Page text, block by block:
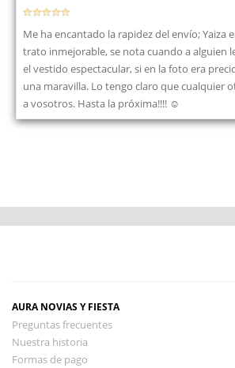
Me ha encantado la rapidez del envío; Yaiza
trato inmejorable, se nota cuando a alguien
el vestido espectacular, si en la foto era
una maravilla. Lo tengo claro que cualquier
a vosotros. Hasta la próxima!!!! ☺️
AURA NOVIAS Y FIESTA
Preguntas frecuentes
Nuestra historia
Formas de pago